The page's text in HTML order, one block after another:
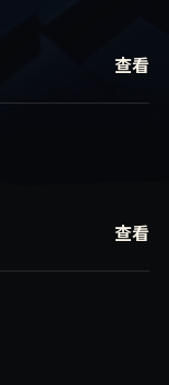
查看
查看